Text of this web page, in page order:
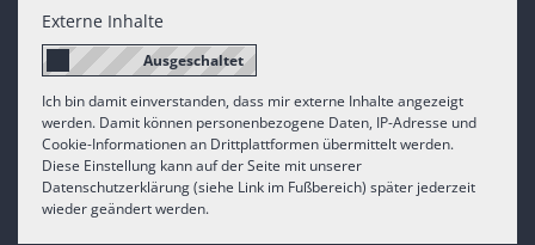
Externe Inhalte
Ich bin damit einverstanden, dass mir externe Inhalte angezeigt
werden. Damit können personenbezogene Daten, IP-Adresse und
Cookie-Informationen an Drittplattformen übermittelt werden.
Diese Einstellung kann auf der Seite mit unserer
Datenschutzerklärung (siehe Link im Fußbereich) später jederzeit
wieder geändert werden.